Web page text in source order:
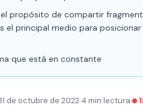
propósito de compartir
el principal medio para
que está en constante
de octubre de 20224 min lectura